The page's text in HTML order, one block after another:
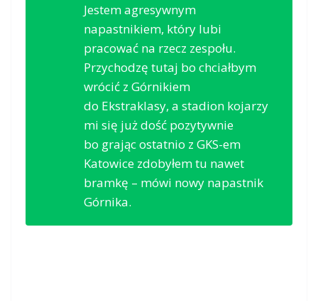
Jestem agresywnym
napastnikiem, który lubi
pracować na rzecz zespołu.
Przychodzę tutaj bo chciałbym
wrócić z Górnikiem
do Ekstraklasy, a stadion kojarzy
mi się już dość pozytywnie
bo grając ostatnio z GKS-em
Katowice zdobyłem tu nawet
bramkę – mówi nowy napastnik
Górnika.